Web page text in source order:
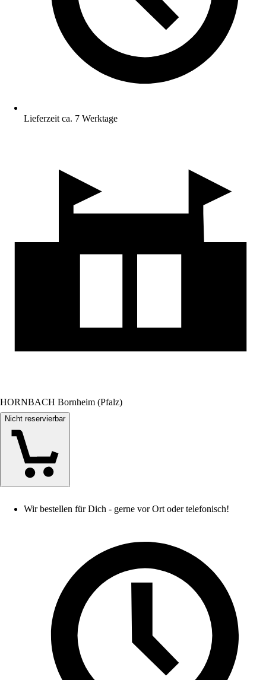
Lieferzeit ca. 7 Werktage
HORNBACH Bornheim (Pfalz)
Nicht reservierbar
Wir bestellen für Dich - gerne vor Ort oder telefonisch!